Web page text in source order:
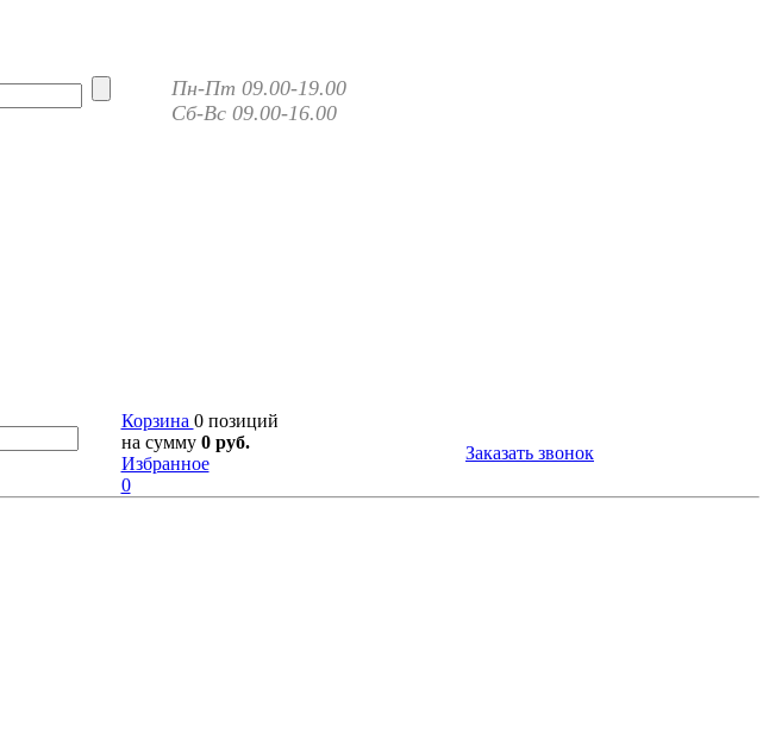
Пн-Пт 09.00-19.00
Сб-Вс 09.00-16.00
Корзина 0 позиций
на сумму 0 руб.
Избранное
0
Заказать звонок